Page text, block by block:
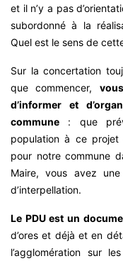
et il n’y a pas
subordonné à la
Quel est le sens de
Sur la concertation
que commencer,
d’informer et
commune : que
population à ce projet
pour notre commune
Maire, vous avez
d’interpellation.
Le PDU est un
d’ores et déjà et en
l’agglomération sur